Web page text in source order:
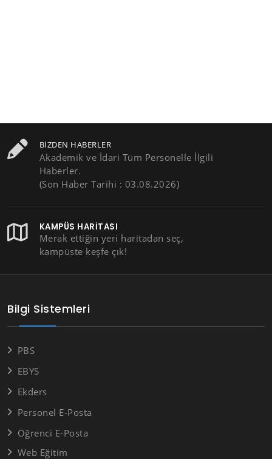
BIZDEN HABERLER
Akademik ve İdari Tüm Personelle İlgili
Haberler.
(Son Haber Tarihi : 03.08.2026)
KAMPÜS HARITASI
Merak ettiğin yeri haritadan seç,
kampüste keşfe çık!
Bilgi Sistemleri
PBS
EBYS
Ekders
Personel E-Posta
Öğrenci E-Posta
Web Eğitim